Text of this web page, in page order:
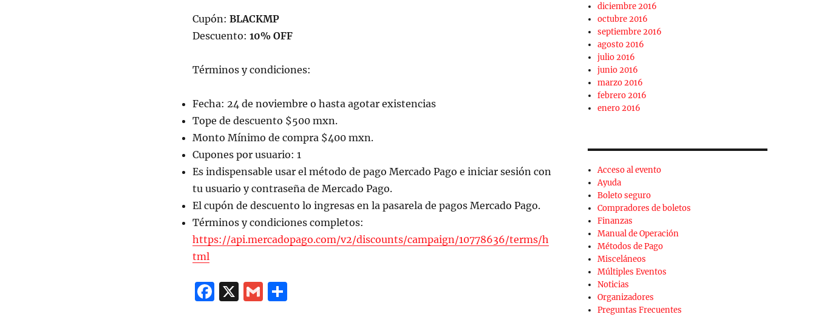
Cupón: BLACKMP
Descuento: 10% OFF
Términos y condiciones:
Fecha: 24 de noviembre o hasta agotar existencias
Tope de descuento $500 mxn.
Monto Mínimo de compra $400 mxn.
Cupones por usuario: 1
Es indispensable usar el método de pago Mercado Pago e iniciar sesión con
tu usuario y contraseña de Mercado Pago.
El cupón de descuento lo ingresas en la pasarela de pagos Mercado Pago.
Términos y condiciones completos:
https://api.mercadopago.com/v2/discounts/campaign/10778636/terms/h
tml
F X G C
diciembre 2016
octubre 2016
septiembre 2016
agosto 2016
julio 2016
junio 2016
marzo 2016
febrero 2016
enero 2016
Acceso al evento
Ayuda
Boleto seguro
Compradores de boletos
Finanzas
Manual de Operación
Métodos de Pago
Misceláneos
Múltiples Eventos
Noticias
Organizadores
Preguntas Frecuentes